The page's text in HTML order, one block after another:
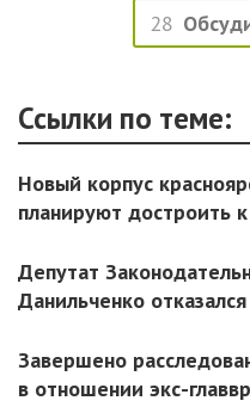
28
Ссылки по теме:
Новый корпус
планируют достроить
Депутат
Данильченко
Завершено
в отношении экс-